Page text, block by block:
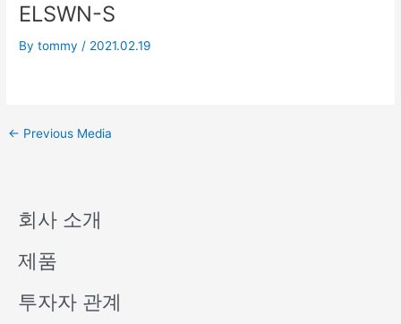
ELSWN-S
Bytommy / 2021.02.19
navigation
← Previous Media
회사 소개
제품
투자자 관계